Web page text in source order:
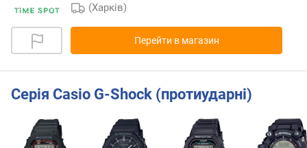
(Харків)
Перейти в магазин
Серія Casio G-Shock (протиударні)